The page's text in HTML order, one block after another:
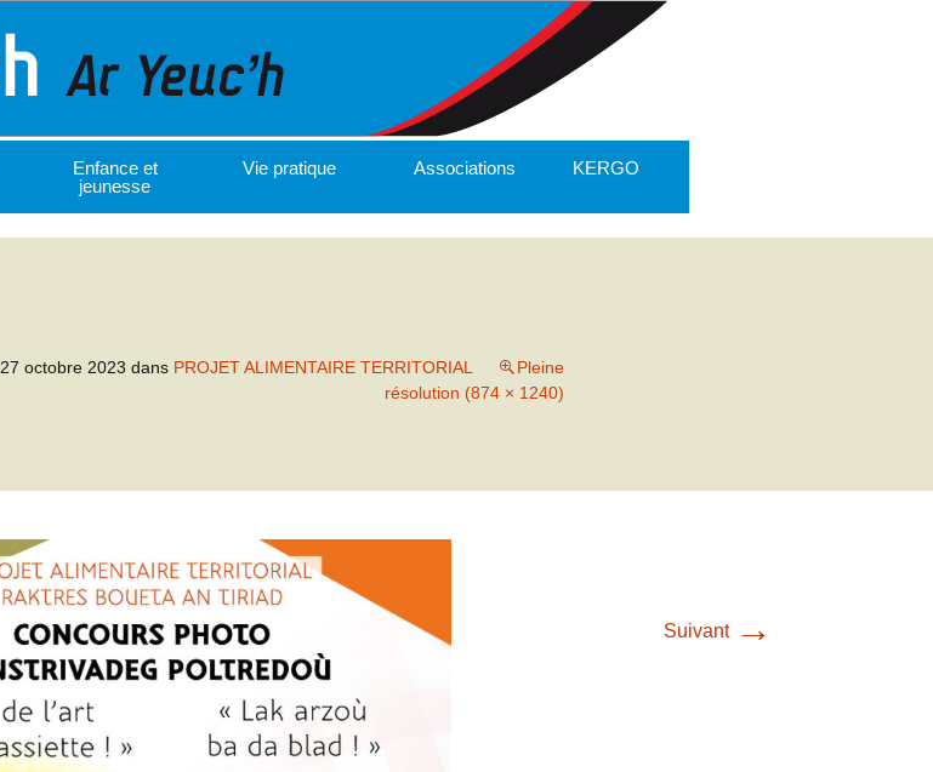
Enfance et
jeunesse
Vie pratique Associations KERGO
27 octobre 2023 dans PROJET ALIMENTAIRE TERRITORIAL
Pleine
résolution (874 × 1240)
Suivant →